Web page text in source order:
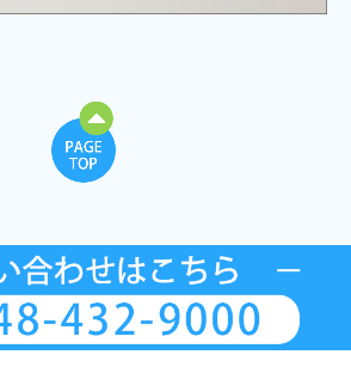
2026 関根内科クリニック All Rights Reserved.